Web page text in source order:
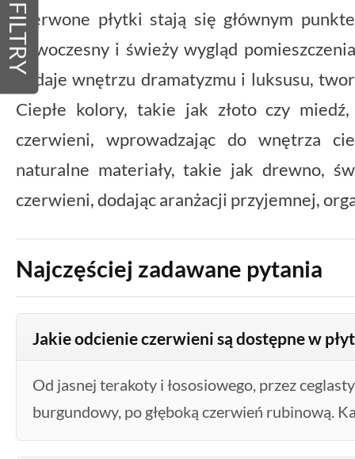
FILTRY
czerwone płytki stają się głównym
nowoczesny i świeży wygląd
dodaje wnętrzu dramatyzmu i luksusu,
Ciepłe kolory, takie jak złoto czy
czerwieni, wprowadzając do wnętrza
naturalne materiały, takie jak drewno,
czerwieni, dodając aranżacji przyjemnej,
Najczęściej zadawane pytania
Jakie odcienie czerwieni są dostępne w
Od jasnej terakoty i łososiowego, przez
burgundowy, po głęboką czerwień rubinową.